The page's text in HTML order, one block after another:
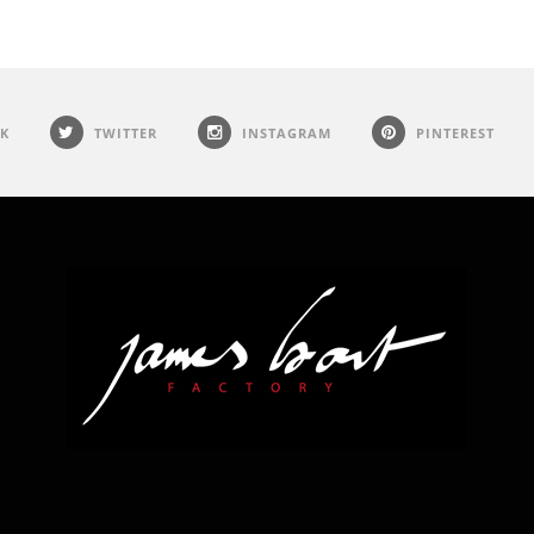
TWITTER INSTAGRAM PINTEREST